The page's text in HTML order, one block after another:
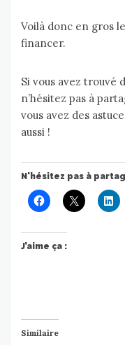
Voilà donc en gros
financer.
Si vous avez trouvé
n’hésitez pas à
vous avez des
aussi !
N'hésitez pas à
J’aime ça :
Similaire